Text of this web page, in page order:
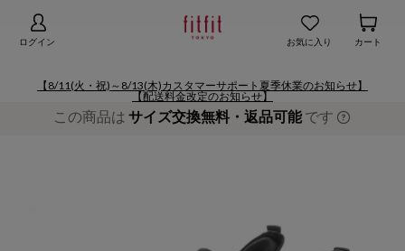
ログイン お気に入り カート
【8/11(火・祝)～8/13(木)カスタマーサポート夏季休業のお知らせ】
【配送料金改定のお知らせ】
この商品は サイズ交換無料・返品可能です